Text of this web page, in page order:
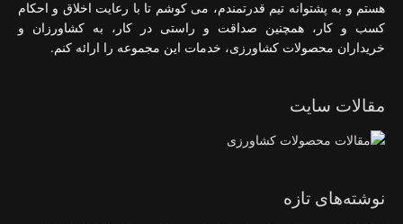
هستم و به پشتوانه تیم قدرتمندم، می کوشم تا با رعایت اخلاق و احکام
کسب و کار، همچنین صداقت و راستی در کار، به کشاورزان و
خریداران محصولات کشاورزی، خدمات این مجموعه را ارائه کنم.
مقالات سایت
نوشته‌های تازه